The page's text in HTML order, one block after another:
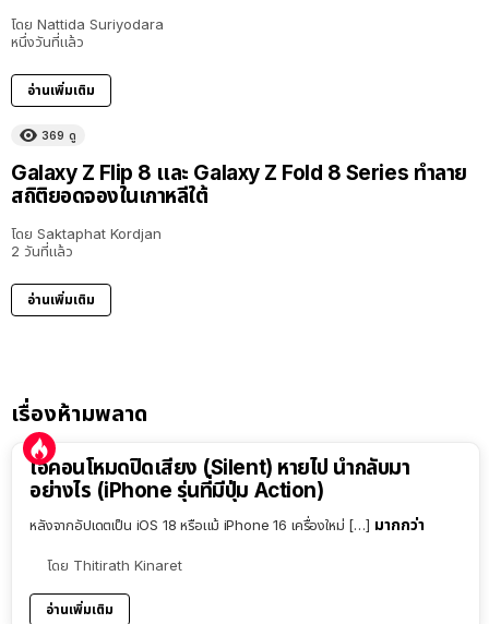
โดย Nattida Suriyodara
หนึ่งวันที่แล้ว
อ่านเพิ่มเติม
369 ดู
Galaxy Z Flip 8 และ Galaxy Z Fold 8 Series ทำลาย
สถิติยอดจองในเกาหลีใต้
โดย Saktaphat Kordjan
2 วันที่แล้ว
อ่านเพิ่มเติม
เรื่องห้ามพลาด
ไอคอนโหมดปิดเสียง (Silent) หายไป นำกลับมา
อย่างไร (iPhone รุ่นที่มีปุ่ม Action)
หลังจากอัปเดตเป็น iOS 18 หรือแม้ iPhone 16 เครื่องใหม่ […] มากกว่า
โดย Thitirath Kinaret
อ่านเพิ่มเติม